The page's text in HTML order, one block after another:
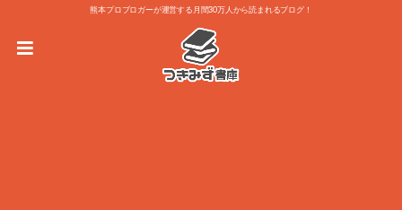
熊本プロブロガーが運営する月間30万人から読まれるブログ！